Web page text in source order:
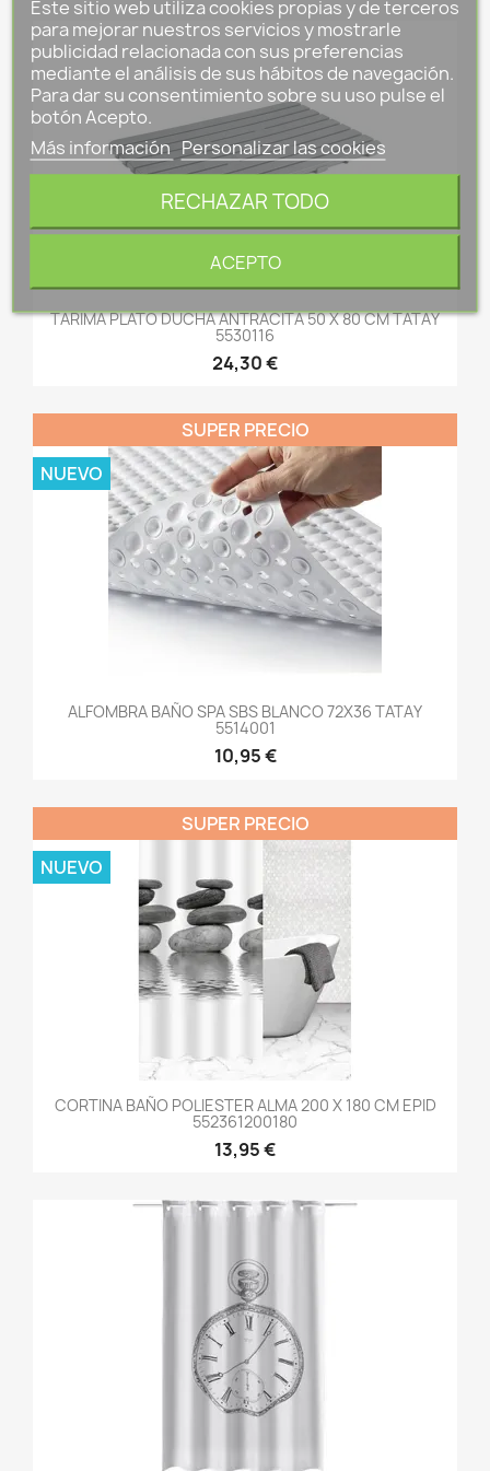
TARIMA PLATO DUCHA ANTRACITA 50 X 80 CM TATAY
5530116
24,30 €
ALFOMBRA BAÑO SPA SBS BLANCO 72X36 TATAY
5514001
10,95 €
SUPER PRECIO
NUEVO
CORTINA BAÑO POLIESTER ALMA 200 X 180 CM EPID
552361200180
13,95 €
SUPER PRECIO
NUEVO
Este sitio web utiliza cookies propias y de terceros
para mejorar nuestros servicios y mostrarle
publicidad relacionada con sus preferencias
mediante el análisis de sus hábitos de navegación.
Para dar su consentimiento sobre su uso pulse el
botón Acepto.
Más información Personalizar las cookies
RECHAZAR TODO
ACEPTO